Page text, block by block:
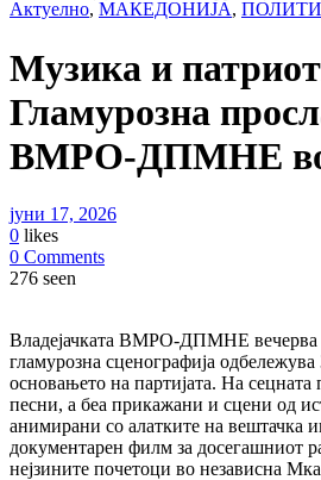
Актуелно, МАКЕДОНИЈА,
Музика и
Гламурозна
ВМРО-ДПМНЕ во
јуни 17, 2026
0 likes
0 Comments
276 seen
Владејачката ВМРО-ДПМНЕ вечерва
гламурозна сценографија
основањето на партијата. На сецната
песни, а беа прикажани и сцени од
анимирани со алатките на вештачка
документарен филм за досегашниот
нејзините почетоци во независна